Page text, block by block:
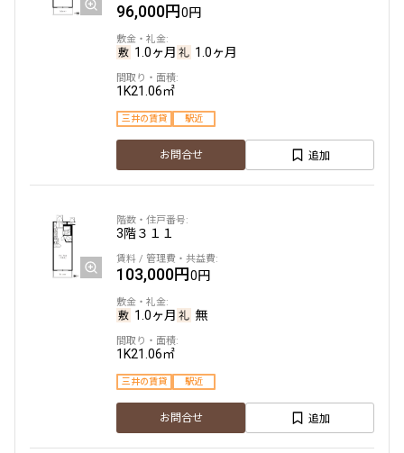
96,000円0円
1.0ヶ月 1.0ヶ月
1K21.06㎡
三井の賃貸 駅近
お問合せ 追加
3階３１１
103,000円0円
1.0ヶ月 無
1K21.06㎡
三井の賃貸 駅近
お問合せ 追加